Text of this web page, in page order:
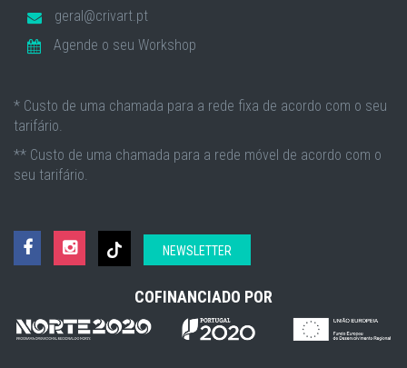
geral@crivart.pt
Agende o seu Workshop
* Custo de uma chamada para a rede fixa de acordo com o seu
tarifário.
** Custo de uma chamada para a rede móvel de acordo com o
seu tarifário.
NEWSLETTER
COFINANCIADO POR